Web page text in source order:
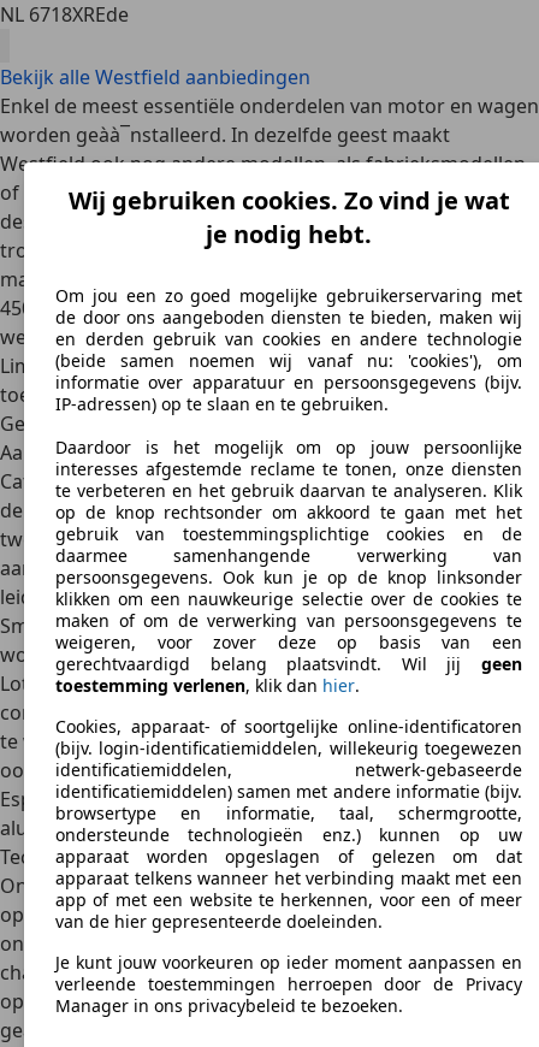
NL 6718XREde
Bekijk alle Westfield aanbiedingen
Enkel de meest essentiële onderdelen van motor en wagen
worden geàà¯nstalleerd. In dezelfde geest maakt
Westfield ook nog andere modellen, als fabrieksmodellen
of als zelfbouwkits. Alleen al door deze unieke aanpak en
designs zijn deze wagens bijzonder geliefd, zeker bij
trouwe fans, en ook als tweedehands. Volgens het
magazine Total Kit Car produceert het bedrijf ongeveer
450 SEi en XTR chassis per jaar (2005). In december 2006
werd Westfield een onderdeel van Potenza Sports Cars
Limited. Een jaar later werd hier ook GTM Cars aan
toegevoegd.
Geschiedenis
Aan de basis van Westfield ligt een conflict tussen
Caterham Cars en oprichter Chris Smith. Terwijl de eerste
de rechten op de Lotus wagens had gekocht, begon de
tweede een concurrerend bedrijf dat soortgelijke auto's
aanbod in do-it-yourself kits. Een rechtszaak dreigde en
leidde uiteindelijk tot een aanpassing (en verbetering) van
Smiths wagens, zodat de affaire buiten de rechtszalen kon
worden geregeld. Het resultaat was Westfield. De look van
Lotus bleef daarbij wel grotendeels behouden, alleen de
constructiemethode verschilt lichtjes. Zo verkiest Westfield
te werken met glasvezels in de body, zoals dat ook bij de
oorspronkelijke Lotussen gebeurde (zoals de Elise, de
Esprit en de Elan). Caterham gebruikt ondertussen liever
aluminium bodies.
Technische innovaties
Ondertussen legde Smith zich ook meer dan Caterham toe
op een aantal technische vernieuwingen, zoals
onafhankelijk achterophanging en een verbreding van het
chassis. Deze vernieuwingen werden uiteindelijk ook
opgepikt door andere fabrikanten. Recent werd ook
geàà¯nvesteerd in zogenaamde SDV's (Single Donor
Wij gebruiken cookies. Zo vind je wat
je nodig hebt.
Om jou een zo goed mogelijke gebruikerservaring met
de door ons aangeboden diensten te bieden, maken wij
en derden gebruik van cookies en andere technologie
(beide samen noemen wij vanaf nu: 'cookies'), om
informatie over apparatuur en persoonsgegevens (bijv.
IP-adressen) op te slaan en te gebruiken.
Daardoor is het mogelijk om op jouw persoonlijke
interesses afgestemde reclame te tonen, onze diensten
te verbeteren en het gebruik daarvan te analyseren. Klik
op de knop rechtsonder om akkoord te gaan met het
gebruik van toestemmingsplichtige cookies en de
daarmee samenhangende verwerking van
persoonsgegevens. Ook kun je op de knop linksonder
klikken om een nauwkeurige selectie over de cookies te
maken of om de verwerking van persoonsgegevens te
weigeren, voor zover deze op basis van een
gerechtvaardigd belang plaatsvindt. Wil jij geen
toestemming verlenen, klik dan hier.
Cookies, apparaat- of soortgelijke online-identificatoren
(bijv. login-identificatiemiddelen, willekeurig toegewezen
identificatiemiddelen, netwerk-gebaseerde
identificatiemiddelen) samen met andere informatie (bijv.
browsertype en informatie, taal, schermgrootte,
ondersteunde technologieën enz.) kunnen op uw
apparaat worden opgeslagen of gelezen om dat
apparaat telkens wanneer het verbinding maakt met een
app of met een website te herkennen, voor een of meer
van de hier gepresenteerde doeleinden.
Je kunt jouw voorkeuren op ieder moment aanpassen en
verleende toestemmingen herroepen door de Privacy
Manager in ons privacybeleid te bezoeken.